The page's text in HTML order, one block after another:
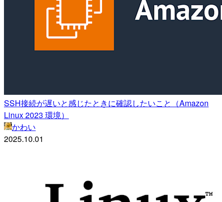
SSH接続が遅いと感じたときに確認したいこと（Amazon
Linux 2023 環境）
かわい
2025.10.01